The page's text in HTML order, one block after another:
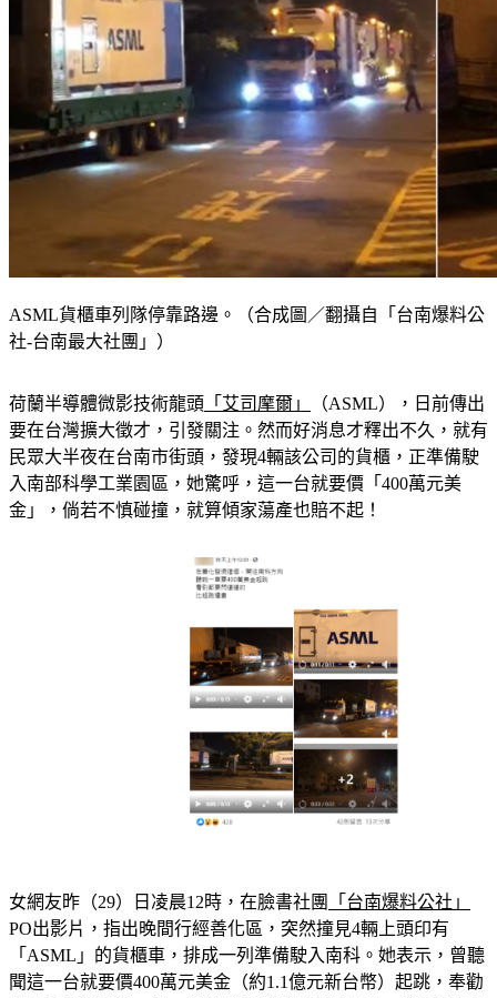
社-台南最大社團」）
要在台灣擴大徵才，引發關注。然而好消息才釋出不久，就有
民眾大半夜在台南市街頭，發現4輛該公司的貨櫃，正準備駛
入南部科學工業園區，她驚呼，這一台就要價「400萬元美
金」，倘若不慎碰撞，就算傾家蕩產也賠不起！
PO出影片，指出晚間行經善化區，突然撞見4輛上頭印有
「ASML」的貨櫃車，排成一列準備駛入南科。她表示，曾聽
聞這一台就要價400萬元美金（約1.1億元新台幣）起跳，奉勸
眾人看到要閃遠一點，就怕撞到這樣的龐然大物，傾家蕩產也